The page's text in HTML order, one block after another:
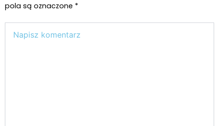
pola są oznaczone *
tutaj..